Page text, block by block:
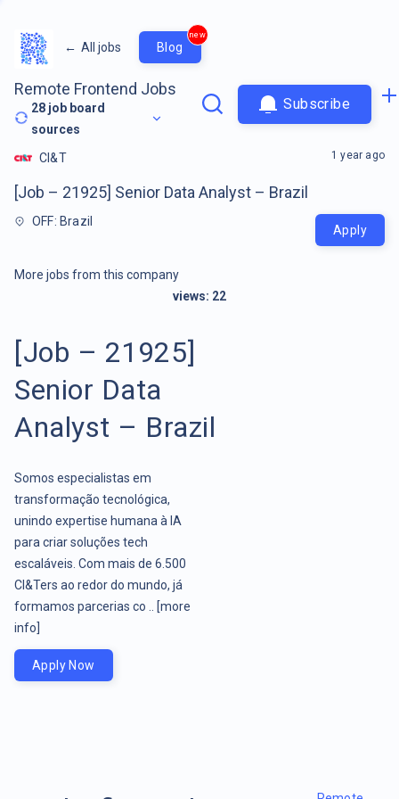
← All jobs Blog
new
Remote Frontend Jobs
28 job board
sources
Subscribe
CI&T
[Job – 21925] Senior Data Analyst – Brazil
OFF: Brazil
1 year ago
Apply
More jobs from this company
views: 22
[Job – 21925]
Senior Data
Analyst – Brazil
Somos especialistas em
transformação tecnológica,
unindo expertise humana à IA
para criar soluções tech
escaláveis. Com mais de 6.500
CI&Ters ao redor do mundo, já
formamos parcerias co ..
[more
info]
Apply Now